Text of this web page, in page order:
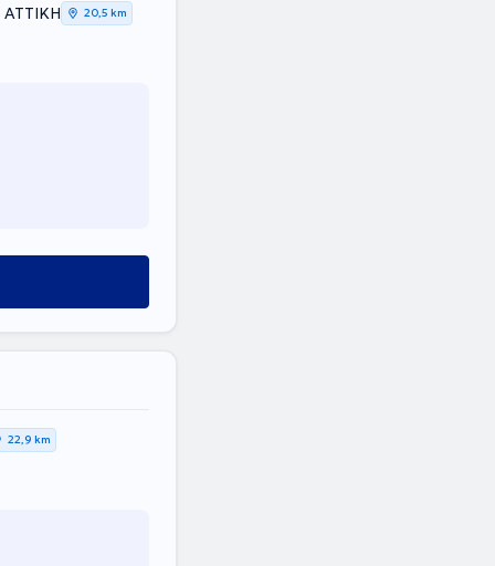
ΑΤΤΙΚΗ 20,5 km
22,9 km